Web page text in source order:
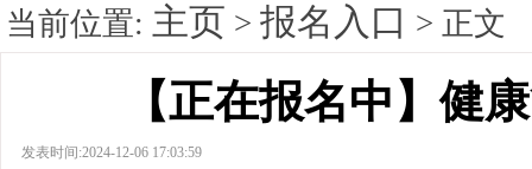
当前位置: 主页 > 报名入口 > 正文
【正在报名中】健
发表时间:2024-12-06 17:03:59